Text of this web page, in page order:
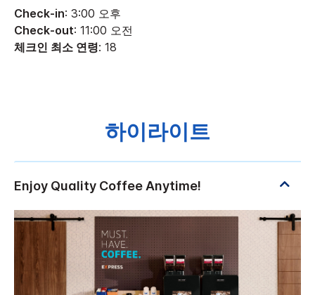
Check-in: 3:00 오후
Check-out: 11:00 오전
체크인 최소 연령: 18
하이라이트